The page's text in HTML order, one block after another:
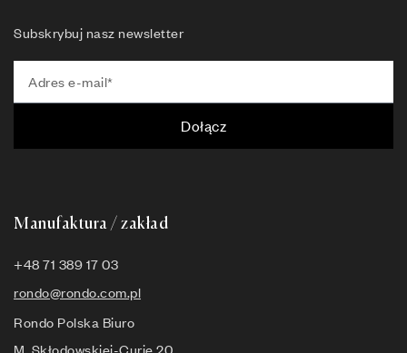
Subskrybuj nasz newsletter
Dołącz
Manufaktura / zakład
+48 71 389 17 03
rondo@rondo.com.pl
Rondo Polska Biuro
M. Skłodowskiej-Curie 20